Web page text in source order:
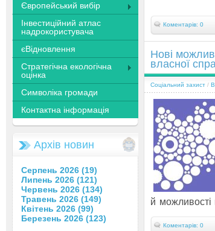
Європейський вибір
Інвестиційний атлас
надрокористувача
єВідновлення
Стратегічна екологічна
оцінка
Символіка громади
Контактна інформація
Архів новин
Серпень 2026 (19)
Липень 2026 (121)
Червень 2026 (134)
Травень 2026 (149)
Квітень 2026 (99)
Березень 2026 (123)
Коментарів: 0
Нові
власної
Соціальний захист /
й можливості
Коментарів: 0